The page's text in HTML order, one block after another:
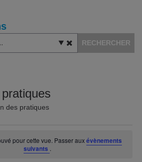
RECHERCHER
des pratiques
pour cette vue. Passer auxévènements
suivants .